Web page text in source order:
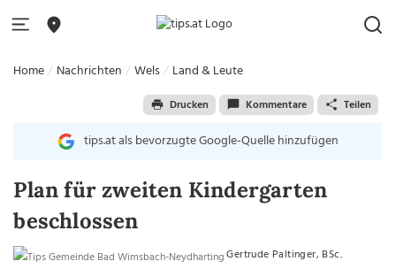
Home Nachrichten Wels Land & Leute
Drucken Kommentare Teilen
tips.at als bevorzugte Google-Quelle hinzufügen
Plan für zweiten Kindergarten
beschlossen
Gertrude Paltinger, BSc,